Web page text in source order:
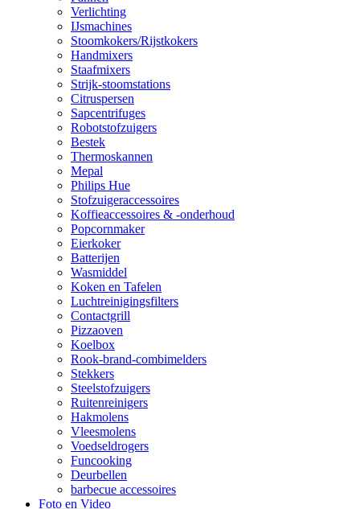
Verlichting
IJsmachines
Stoomkokers/Rijstkokers
Handmixers
Staafmixers
Strijk-stoomstations
Citruspersen
Sapcentrifuges
Robotstofzuigers
Bestek
Thermoskannen
Mepal
Philips Hue
Stofzuigeraccessoires
Koffieaccessoires & -onderhoud
Popcornmaker
Eierkoker
Batterijen
Wasmiddel
Koken en Tafelen
Luchtreinigingsfilters
Contactgrill
Pizzaoven
Koelbox
Rook-brand-combimelders
Stekkers
Steelstofzuigers
Ruitenreinigers
Hakmolens
Vleesmolens
Voedseldrogers
Funcooking
Deurbellen
barbecue accessoires
Foto en Video